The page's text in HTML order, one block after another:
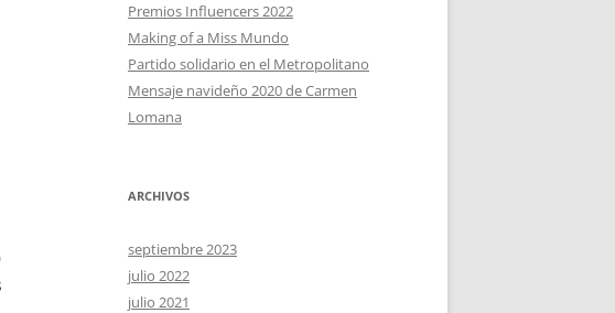
Premios Influencers 2022
Making of a Miss Mundo
Partido solidario en el Metropolitano
Mensaje navideño 2020 de Carmen
Lomana
ARCHIVOS
septiembre 2023
julio 2022
julio 2021